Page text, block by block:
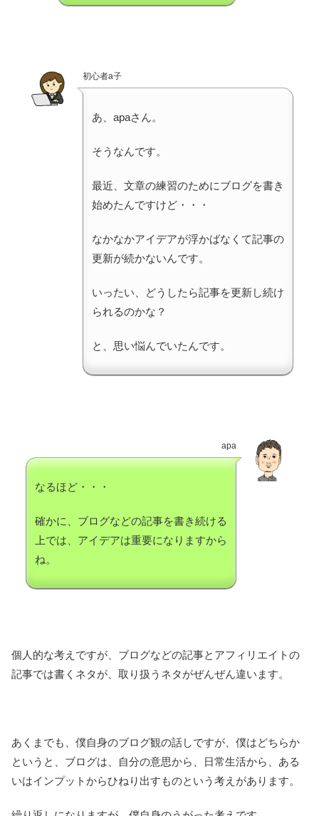
初心者a子
あ、apaさん。
そうなんです。
最近、文章の練習のためにブログを書き
始めたんですけど・・・
なかなかアイデアが浮かばなくて記事の
更新が続かないんです。
いったい、どうしたら記事を更新し続け
られるのかな？
と、思い悩んでいたんです。
apa
なるほど・・・
確かに、ブログなどの記事を書き続ける
上では、アイデアは重要になりますから
ね。
個人的な考えですが、ブログなどの記事とアフィリエイトの
記事では書くネタが、取り扱うネタがぜんぜん違います。
あくまでも、僕自身のブログ観の話しですが、僕はどちらか
というと、ブログは、自分の意思から、日常生活から、ある
いはインプットからひねり出すものという考えがあります。